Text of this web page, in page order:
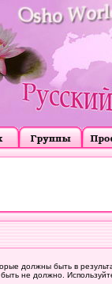
должны быть в
быть не должно.